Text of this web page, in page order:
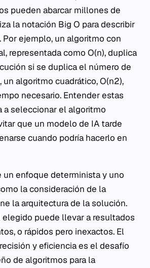
pueden abarcar millones de
la notación Big O para describir
ejemplo, un algoritmo con
representada como O(n), duplica
si se duplica el número de
un algoritmo cuadrático, O(n2),
necesario. Entender estas
a seleccionar el algoritmo
que un modelo de IA tarde
cuando podría hacerlo en
un enfoque determinista y uno
la consideración de la
la arquitectura de la solución.
puede llevar a resultados
o rápidos pero inexactos. El
y eficiencia es el desafío
de algoritmos para la